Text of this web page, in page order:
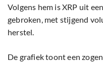
Volgens hem is XRP uit
gebroken, met stijgend
herstel.
De grafiek toont een